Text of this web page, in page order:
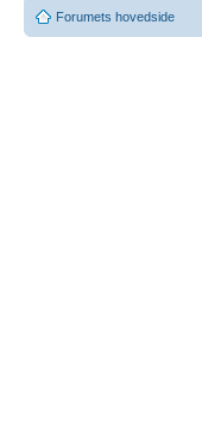
Forumets hovedside